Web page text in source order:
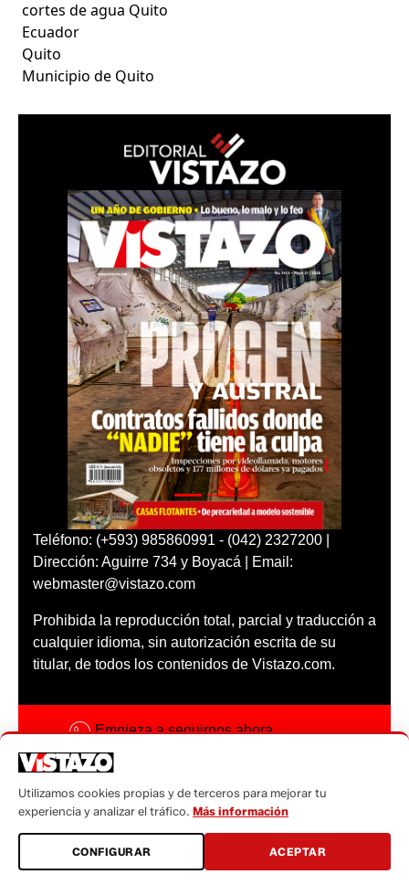
cortes de agua Quito
Ecuador
Quito
Municipio de Quito
Teléfono: (+593) 985860991 - (042) 2327200 |
Dirección: Aguirre 734 y Boyacá | Email:
webmaster@vistazo.com
Prohibida la reproducción total, parcial y traducción a
cualquier idioma, sin autorización escrita de su
titular, de todos los contenidos de Vistazo.com.
Empieza a seguirnos ahora
Código ética
Sugerencias a:
sugerencias@vistazo.com
Utilizamos cookies propias y de terceros para mejorar tu
experiencia y analizar el tráfico. Más información
CONFIGURAR ACEPTAR